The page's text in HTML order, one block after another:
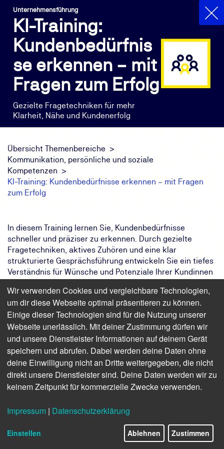
Unternehmensführung
KI-Training:
Kundenbedürfnis
se erkennen – mit
Fragen zum Erfolg
Gezielte Fragetechniken für mehr
Klarheit, Nähe und Kundenerfolg
Übersicht Themenbereiche
Kommunikation, persönliche und soziale
Kompetenzen
KI-Training: Kundenbedürfnisse erkennen – mit Fragen
zum Erfolg
In diesem Training lernen Sie, Kundenbedürfnisse
schneller und präziser zu erkennen. Durch gezielte
Fragetechniken, aktives Zuhören und eine klar
strukturierte Gesprächsführung entwickeln Sie ein tiefes
Verständnis für Wünsche und Potenziale Ihrer Kundinnen
Vertrauen auf und erzielen gemeinsam bessere
Ergebnisse.
Das Ziel:
Ihr Unternehmen gewinnt präzisere
Bedarfsanalysen und stärkere
Kundenbindung.
Das Ergebnis:
erkennen und gezielt zu erfragen.
Ihr Weg:
Das KI-Training der TÜV NORD Akademie
Finden Sie freie Termine für das Seminar
Wir verwenden Cookies und vergleichbare Technologien,
um dir diese Webseite optimal präsentieren zu können.
Einige dieser Technologien sind für die Nutzung unserer
Webseite unerlässlich. Mit deiner Zustimmung dürfen wir
und unsere Dienstleister Informationen auf deinem Gerät
speichern und abrufen. Dabei werden deine Daten ohne
deine Einwilligung nicht an Dritte weitergegeben, die nicht
direkt unsere Dienstleister sind. Deine Daten werden wir zu
keinem Zeitpunkt für kommerzielle Zwecke verwenden.
Impressum | Datenschutzerklärung
Einstellen Ablehnen Zustimmen